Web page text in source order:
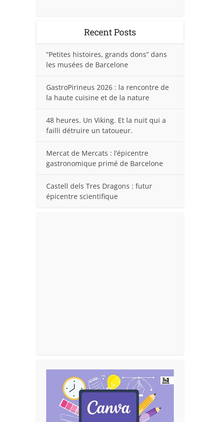
Recent Posts
“Petites histoires, grands dons” dans
les musées de Barcelone
GastroPirineus 2026 : la rencontre de
la haute cuisine et de la nature
48 heures. Un Viking. Et la nuit qui a
failli détruire un tatoueur.
Mercat de Mercats : l’épicentre
gastronomique primé de Barcelone
Castell dels Tres Dragons : futur
épicentre scientifique